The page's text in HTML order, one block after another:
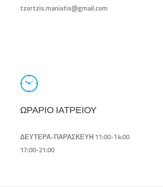
tzortzis.maniatis@gmail.com
ΩΡΑΡΙΟ ΙΑΤΡΕΙΟΥ
ΔΕΥΤΕΡΑ-ΠΑΡΑΣΚΕΥΗ 11:00-14:00
17:00-21:00